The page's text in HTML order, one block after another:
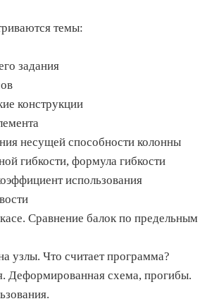
темы:
задания
конструкции
несущей способности колонны
гибкости, формула гибкости
использования
Сравнение балок по предельным
узлы. Что считает программа?
Деформированная схема, прогибы.